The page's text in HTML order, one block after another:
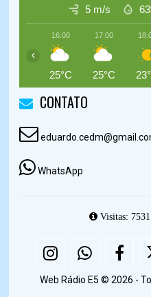
5 m/s
16:00
25°C
17:00
25°C
‹
CONTATO
WhatsApp
Visitas:
Web Rádio E5 © 2026 -